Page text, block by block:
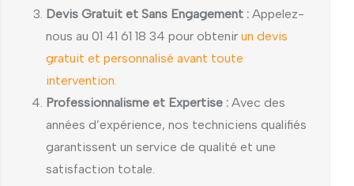
Devis Gratuit et Sans Engagement : Appelez-
nous au 01 41 61 18 34 pour obtenir un devis
gratuit et personnalisé avant toute
intervention.
Professionnalisme et Expertise : Avec des
années d’expérience, nos techniciens qualifiés
garantissent un service de qualité et une
satisfaction totale.